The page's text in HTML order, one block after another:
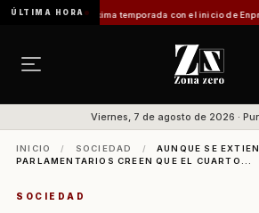
ÚLTIMA HORA
su próxima temporada con el inicio de Enprotur
Viernes, 7 de agosto de 2026 ·
INICIO / SOCIEDAD /
AUNQUE SE
PARLAMENTARIOS CREEN QUE EL CUARTO...
SOCIEDAD